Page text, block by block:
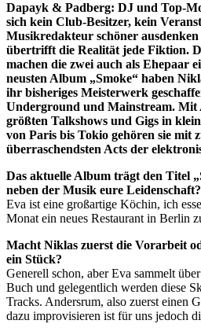
Dapayk & Padberg: DJ und Top-
sich kein Club-Besitzer, kein
Musikredakteur schöner
übertrifft die Realität jede Fiktion.
machen die zwei auch als Ehepaar
neusten Album „Smoke“ haben
ihr bisheriges Meisterwerk
Underground und Mainstream. Mit
größten Talkshows und Gigs in
von Paris bis Tokio gehören sie mit
überraschendsten Acts der
Das aktuelle Album trägt den Titel
neben der Musik eure Leidenschaft?
Eva ist eine großartige Köchin, ich
Monat ein neues Restaurant in Berlin
Macht Niklas zuerst die Vorarbeit
ein Stück?
Generell schon, aber Eva sammelt
Buch und gelegentlich werden diese
Tracks. Andersrum, also zuerst einen
dazu improvisieren ist für uns jedoch